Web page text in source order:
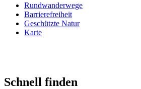
Rundwanderwege
Barrierefreiheit
Geschützte Natur
Karte
Schnell finden